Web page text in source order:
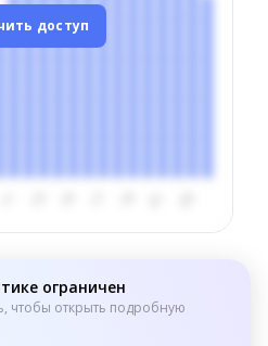
доступ
ограничен
чтобы открыть подробную